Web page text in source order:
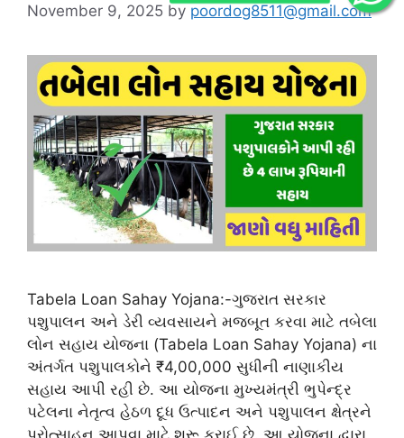
November 9, 2025 bypoordog8511@gmail.com
Tabela Loan Sahay Yojana:-ગુજરાત સરકાર
પશુપાલન અને ડેરી વ્યવસાયને મજબૂત કરવા માટે તબેલા
લોન સહાય યોજના (Tabela Loan Sahay Yojana) ના
અંતર્ગત પશુપાલકોને ₹4,00,000 સુધીની નાણાકીય
સહાય આપી રહી છે. આ યોજના મુખ્યમંત્રી ભુપેન્દ્ર
પટેલના નેતૃત્વ હેઠળ દૂધ ઉત્પાદન અને પશુપાલન ક્ષેત્રને